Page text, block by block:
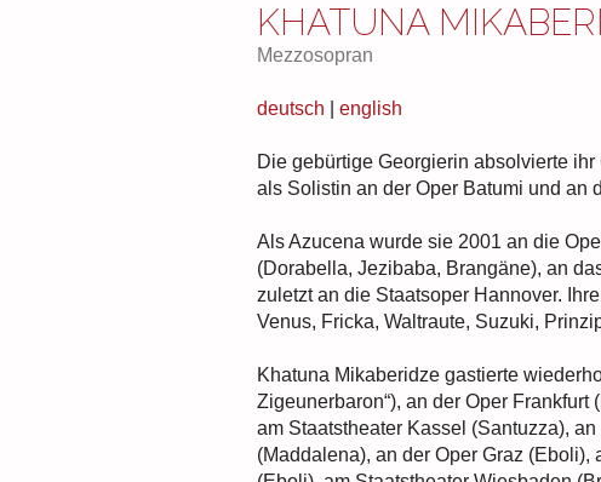
KHATUNA
Mezzosopran
deutsch english
Die gebürtige Georgierin absolvierte
als Solistin an der Oper Batumi und an
Als Azucena wurde sie 2001 an die
(Dorabella, Jezibaba, Brangäne), an
zuletzt an die Staatsoper Hannover.
Venus, Fricka, Waltraute, Suzuki,
Khatuna Mikaberidze gastierte
Zigeunerbaron“), an der Oper Frankfurt
am Staatstheater Kassel (Santuzza),
(Maddalena), an der Oper Graz